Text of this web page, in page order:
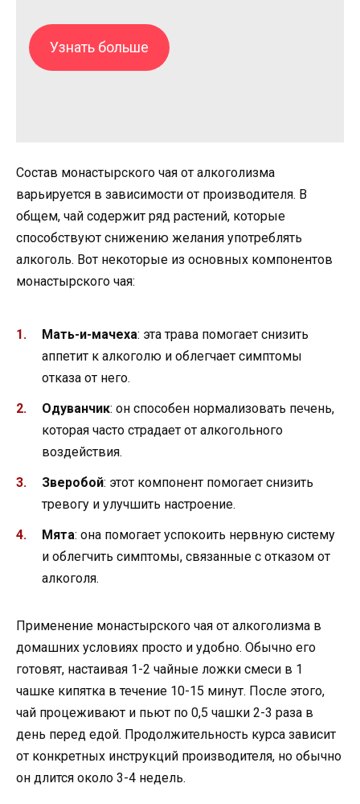
Узнать больше
Состав монастырского чая от алкоголизма
варьируется в зависимости от производителя. В
общем, чай содержит ряд растений, которые
способствуют снижению желания употреблять
алкоголь. Вот некоторые из основных компонентов
монастырского чая:
Мать-и-мачеха: эта трава помогает снизить
аппетит к алкоголю и облегчает симптомы
отказа от него.
Одуванчик: он способен нормализовать печень,
которая часто страдает от алкогольного
воздействия.
Зверобой: этот компонент помогает снизить
тревогу и улучшить настроение.
Мята: она помогает успокоить нервную систему
и облегчить симптомы, связанные с отказом от
алкоголя.
Применение монастырского чая от алкоголизма в
домашних условиях просто и удобно. Обычно его
готовят, настаивая 1-2 чайные ложки смеси в 1
чашке кипятка в течение 10-15 минут. После этого,
чай процеживают и пьют по 0,5 чашки 2-3 раза в
день перед едой. Продолжительность курса зависит
от конкретных инструкций производителя, но обычно
он длится около 3-4 недель.